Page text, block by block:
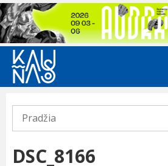
Previous
Pradžia
DSC_8166